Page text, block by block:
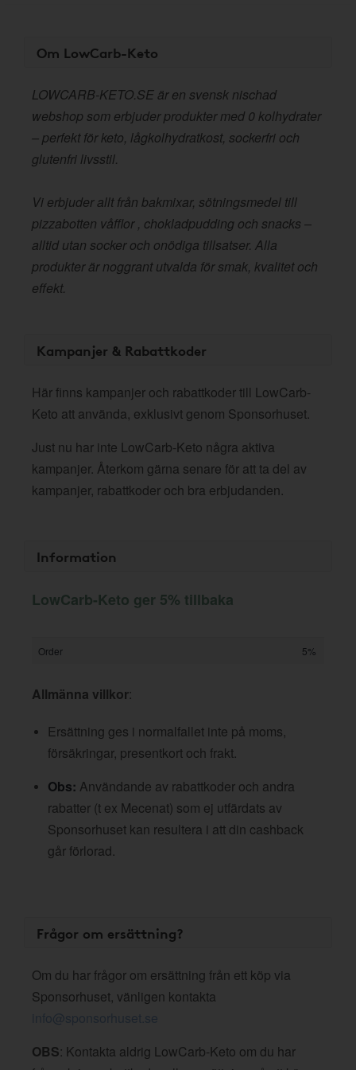
Om LowCarb-Keto
LOWCARB-KETO.SE är en svensk nischad
webshop som erbjuder produkter med 0 kolhydrater
– perfekt för keto, lågkolhydratkost, sockerfri och
glutenfri livsstil.
Vi erbjuder allt från bakmixar, sötningsmedel till
pizzabotten våfflor , chokladpudding och snacks –
alltid utan socker och onödiga tillsatser. Alla
produkter är noggrant utvalda för smak, kvalitet och
effekt.
Kampanjer & Rabattkoder
Här finns kampanjer och rabattkoder till LowCarb-
Keto att använda, exklusivt genom Sponsorhuset.
Just nu har inte LowCarb-Keto några aktiva
kampanjer. Återkom gärna senare för att ta del av
kampanjer, rabattkoder och bra erbjudanden.
Information
LowCarb-Keto ger 5% tillbaka
Order 5%
Allmänna villkor:
Ersättning ges i normalfallet inte på moms,
försäkringar, presentkort och frakt.
Obs: Användande av rabattkoder och andra
rabatter (t ex Mecenat) som ej utfärdats av
Sponsorhuset kan resultera i att din cashback
går förlorad.
Frågor om ersättning?
Om du har frågor om ersättning från ett köp via
Sponsorhuset, vänligen kontakta
info@sponsorhuset.se
OBS: Kontakta aldrig LowCarb-Keto om du har